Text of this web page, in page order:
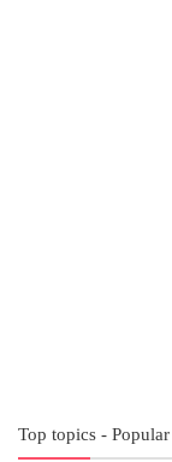
Top topics - Popular